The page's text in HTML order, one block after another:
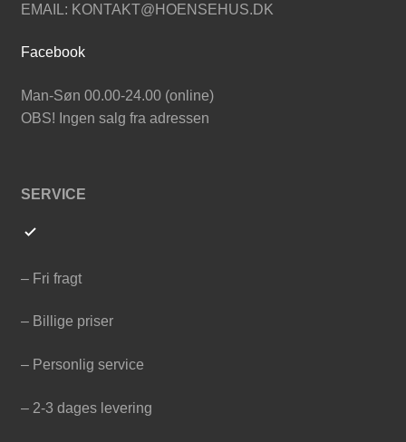
EMAIL: KONTAKT@HOENSEHUS.DK
Facebook
Man-Søn 00.00-24.00 (online)
OBS! Ingen salg fra adressen
SERVICE
– Fri fragt
– Billige priser
– Personlig service
– 2-3 dages levering